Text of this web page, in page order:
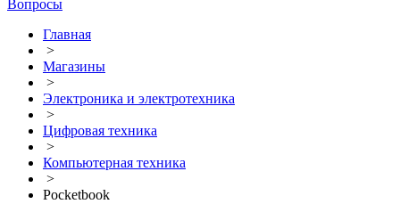
Вопросы
Главная
>
Магазины
>
Электроника и электротехника
>
Цифровая техника
>
Компьютерная техника
>
Pocketbook